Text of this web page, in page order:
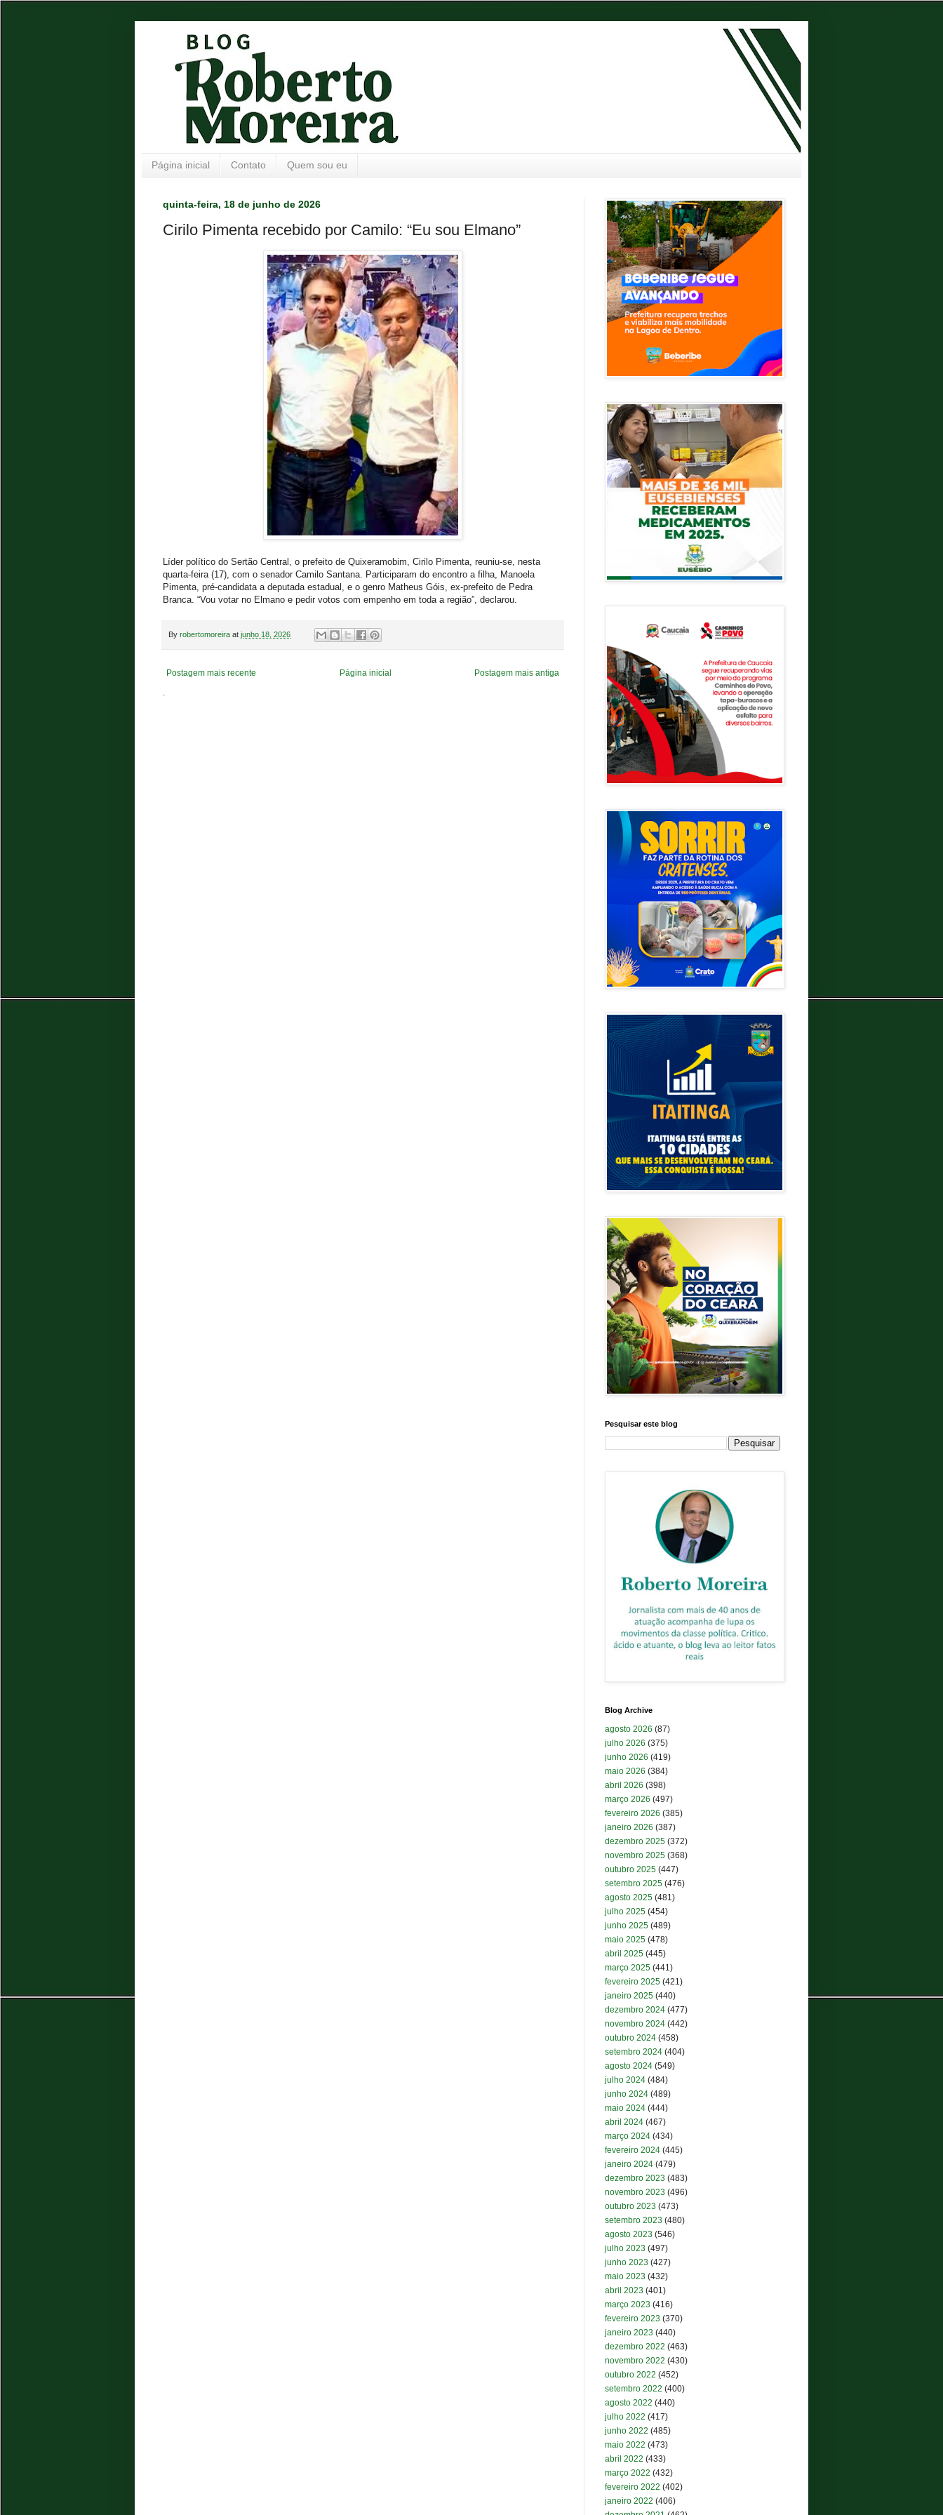
Página inicial Contato Quem sou eu
quinta-feira, 18 de junho de 2026
Cirilo Pimenta recebido por Camilo: “Eu sou Elmano”
Líder político do Sertão Central, o prefeito de Quixeramobim, Cirilo Pimenta, reuniu-se, nesta
quarta-feira (17), com o senador Camilo Santana. Participaram do encontro a filha, Manoela
Pimenta, pré-candidata a deputada estadual, e o genro Matheus Góis, ex-prefeito de Pedra
Branca. “Vou votar no Elmano e pedir votos com empenho em toda a região”, declarou.
By robertomoreira at junho 18, 2026
Postagem mais recente Postagem mais antiga
Página inicial
.
Pesquisar este blog
Blog Archive
agosto 2026 (87)
julho 2026 (375)
junho 2026 (419)
maio 2026 (384)
abril 2026 (398)
março 2026 (497)
fevereiro 2026 (385)
janeiro 2026 (387)
dezembro 2025 (372)
novembro 2025 (368)
outubro 2025 (447)
setembro 2025 (476)
agosto 2025 (481)
julho 2025 (454)
junho 2025 (489)
maio 2025 (478)
abril 2025 (445)
março 2025 (441)
fevereiro 2025 (421)
janeiro 2025 (440)
dezembro 2024 (477)
novembro 2024 (442)
outubro 2024 (458)
setembro 2024 (404)
agosto 2024 (549)
julho 2024 (484)
junho 2024 (489)
maio 2024 (444)
abril 2024 (467)
março 2024 (434)
fevereiro 2024 (445)
janeiro 2024 (479)
dezembro 2023 (483)
novembro 2023 (496)
outubro 2023 (473)
setembro 2023 (480)
agosto 2023 (546)
julho 2023 (497)
junho 2023 (427)
maio 2023 (432)
abril 2023 (401)
março 2023 (416)
fevereiro 2023 (370)
janeiro 2023 (440)
dezembro 2022 (463)
novembro 2022 (430)
outubro 2022 (452)
setembro 2022 (400)
agosto 2022 (440)
julho 2022 (417)
junho 2022 (485)
maio 2022 (473)
abril 2022 (433)
março 2022 (432)
fevereiro 2022 (402)
janeiro 2022 (406)